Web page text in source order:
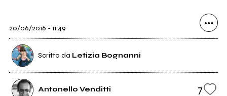
20/06/2016 - 11:49
Scritto da Letizia Bognanni
Antonello Venditti 7